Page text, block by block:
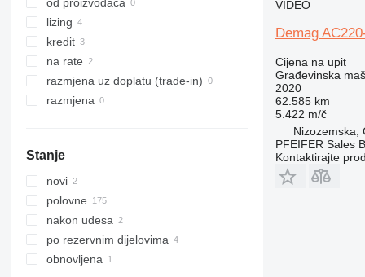
326
329
330
336
340
350
365
374
390
395
416
JZ
NXT
S-Series
TM
VMT
od proizvođača
lizing
kredit
na rate
razmjena uz doplatu (trade-in)
razmjena
Stanje
novi
polovne
nakon udesa
po rezervnim dijelovima
obnovljena
VIDEO
Demag
Cijena na upit
Građevinska
2020
62.585 km
5.422 m/č
Nizozemska,
PFEIFER Sales
Kontaktirajte